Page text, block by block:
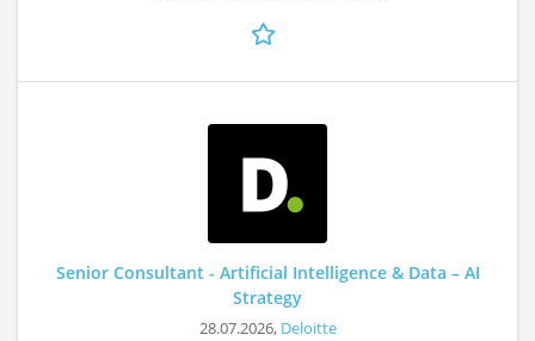
Senior Consultant - Artificial Intelligence & Data – AI
Strategy
28.07.2026, Deloitte